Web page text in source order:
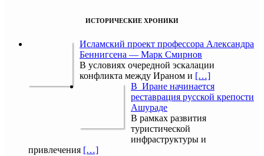
ИСТОРИЧЕСКИЕ ХРОНИКИ
Исламский проект профессора Александра
Беннигсена — Марк Смирнов
В условиях очередной эскалации
конфликта между Ираном и […]
В Иране начинается
реставрация русской крепости
Ашураде
В рамках развития
туристической
инфраструктуры и
привлечения […]